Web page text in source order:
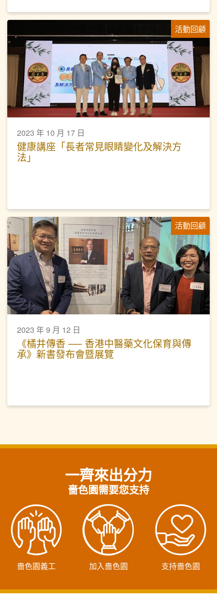
活動回顧
2023 年 10 月 17 日
健康講座「長者常見眼睛變化及解決方
法」
活動回顧
2023 年 9 月 12 日
《橘井傳香 ── 香港中醫藥文化保育與傳
承》新書發布會暨展覽
一齊來出分力
嗇色園需要您支持
嗇色園義工 加入嗇色園 支持嗇色園